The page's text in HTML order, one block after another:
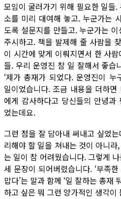
모임이 굴러가기 위해 필요한 일들
소를 미리 대여해 놓고. 누군가는
도록 설문지를 만들고. 누군가는
주시하고. 책을 발제해 줄 사람을
이 시간에 맞게 이뤄지면서 한 사
들. 우리 운영진 참 일 잘해서 좋습
‘제가 총재가 되었다. 운영진이 누
일이었습니다. 조금 내용을 더하
에게 감사하다고 당신들의 안녕과
었는데요.
그런 점을 잘 담아내 써내고 싶었
리해야 할 일을 쳐내는 것이 아니
는 일이 참 어려웠습니다. 그렇게
세 문장이 되어버렸습니다. ‘부족
맙다’는 말과 함께 ‘일 잘하는 총재
하고 싶은 뭐 그런 양가적인 생각이